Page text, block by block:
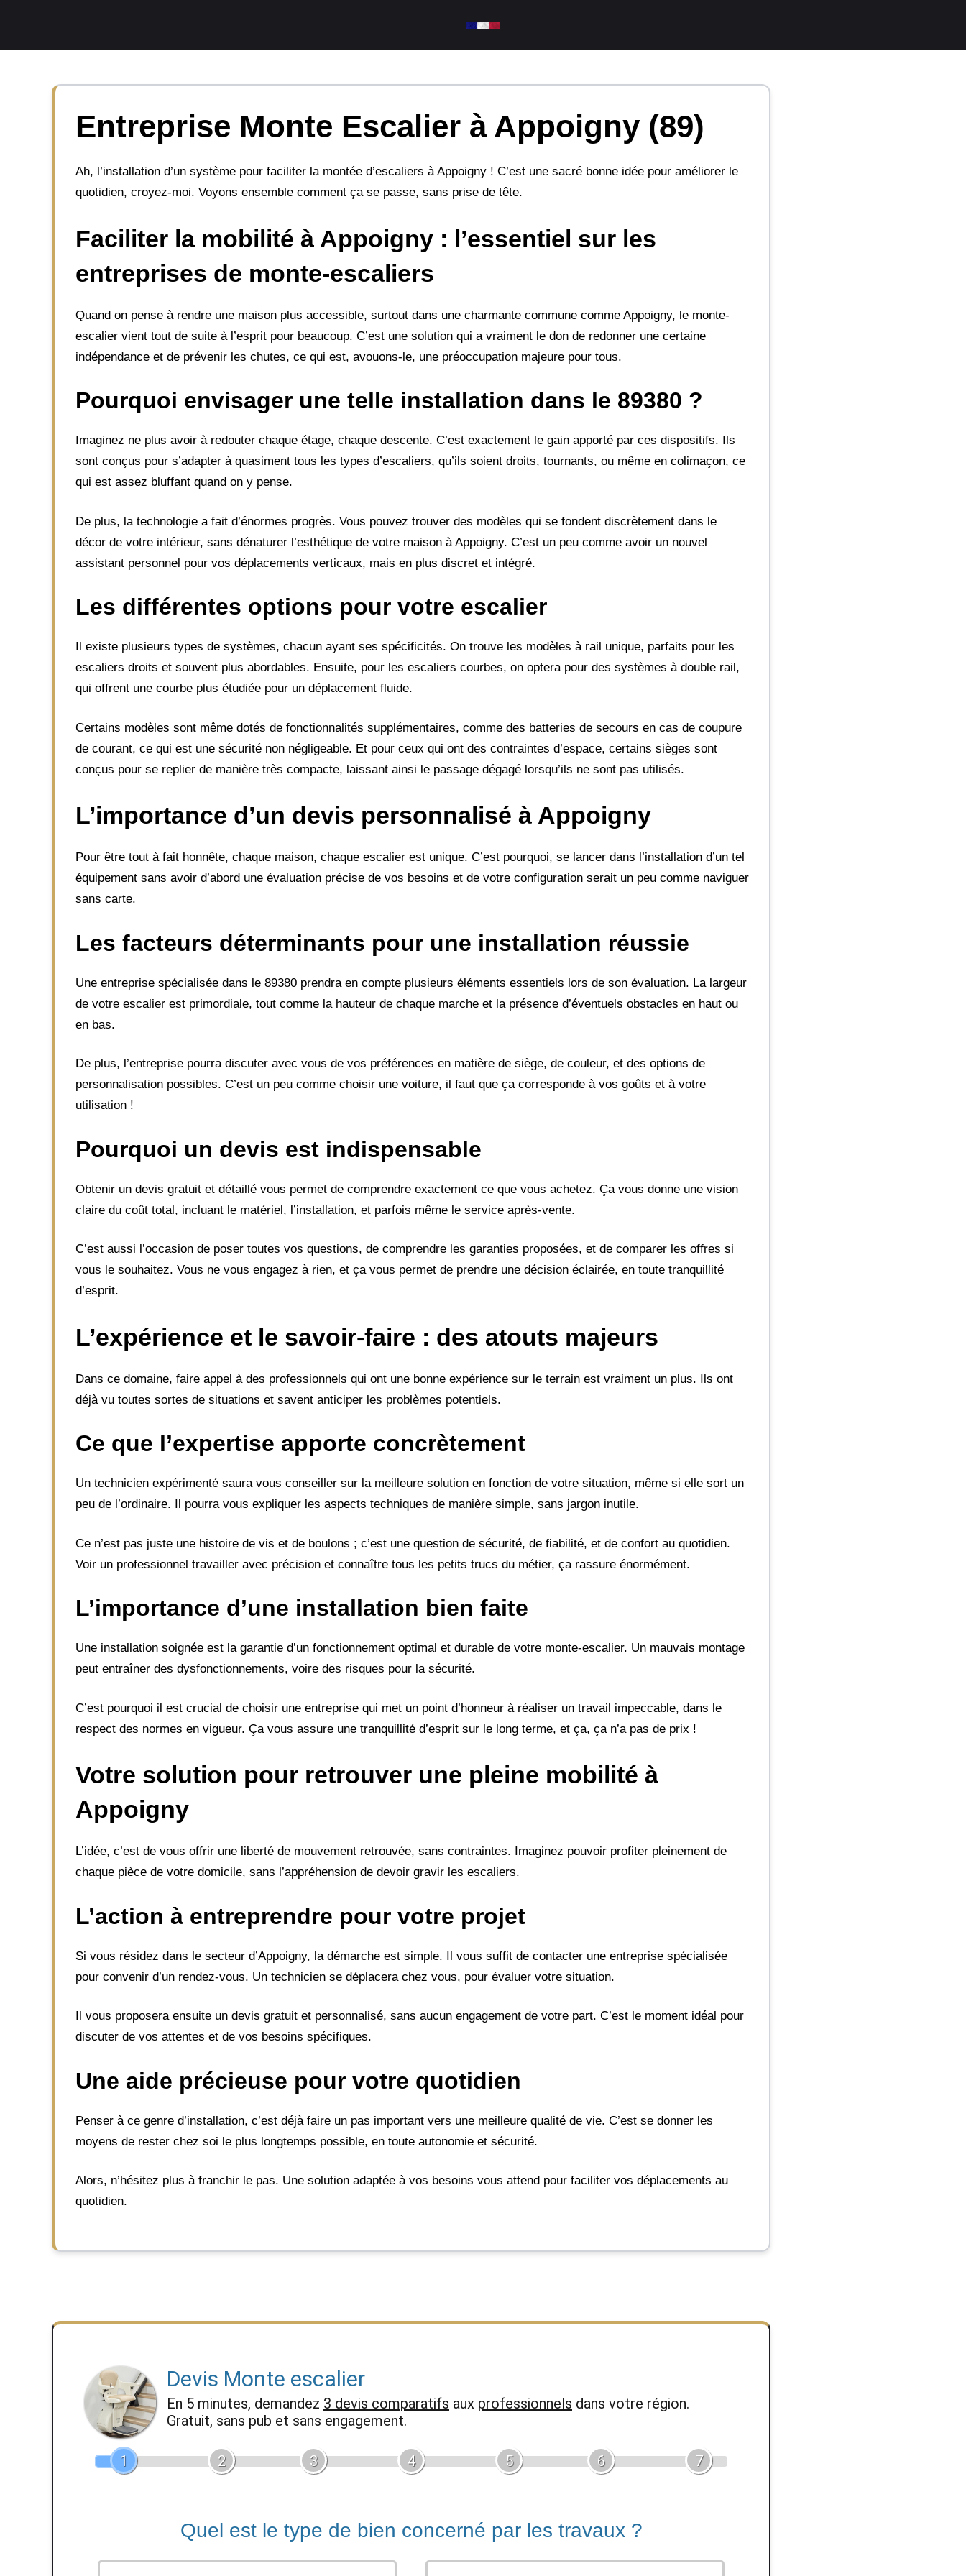
contenu
Entreprise Monte Escalier à Appoigny (89)
Ah, l’installation d’un système pour faciliter la montée d’escaliers à Appoigny ! C’est une sacré bonne idée pour améliorer le
quotidien, croyez-moi. Voyons ensemble comment ça se passe, sans prise de tête.
Faciliter la mobilité à Appoigny : l’essentiel sur les
entreprises de monte-escaliers
Quand on pense à rendre une maison plus accessible, surtout dans une charmante commune comme Appoigny, le monte-
escalier vient tout de suite à l’esprit pour beaucoup. C’est une solution qui a vraiment le don de redonner une certaine
indépendance et de prévenir les chutes, ce qui est, avouons-le, une préoccupation majeure pour tous.
Pourquoi envisager une telle installation dans le 89380 ?
Imaginez ne plus avoir à redouter chaque étage, chaque descente. C’est exactement le gain apporté par ces dispositifs. Ils
sont conçus pour s’adapter à quasiment tous les types d’escaliers, qu’ils soient droits, tournants, ou même en colimaçon, ce
qui est assez bluffant quand on y pense.
De plus, la technologie a fait d’énormes progrès. Vous pouvez trouver des modèles qui se fondent discrètement dans le
décor de votre intérieur, sans dénaturer l’esthétique de votre maison à Appoigny. C’est un peu comme avoir un nouvel
assistant personnel pour vos déplacements verticaux, mais en plus discret et intégré.
Les différentes options pour votre escalier
Il existe plusieurs types de systèmes, chacun ayant ses spécificités. On trouve les modèles à rail unique, parfaits pour les
escaliers droits et souvent plus abordables. Ensuite, pour les escaliers courbes, on optera pour des systèmes à double rail,
qui offrent une courbe plus étudiée pour un déplacement fluide.
Certains modèles sont même dotés de fonctionnalités supplémentaires, comme des batteries de secours en cas de coupure
de courant, ce qui est une sécurité non négligeable. Et pour ceux qui ont des contraintes d’espace, certains sièges sont
conçus pour se replier de manière très compacte, laissant ainsi le passage dégagé lorsqu’ils ne sont pas utilisés.
L’importance d’un devis personnalisé à Appoigny
Pour être tout à fait honnête, chaque maison, chaque escalier est unique. C’est pourquoi, se lancer dans l’installation d’un tel
équipement sans avoir d’abord une évaluation précise de vos besoins et de votre configuration serait un peu comme naviguer
sans carte.
Les facteurs déterminants pour une installation réussie
Une entreprise spécialisée dans le 89380 prendra en compte plusieurs éléments essentiels lors de son évaluation. La largeur
de votre escalier est primordiale, tout comme la hauteur de chaque marche et la présence d’éventuels obstacles en haut ou
en bas.
De plus, l’entreprise pourra discuter avec vous de vos préférences en matière de siège, de couleur, et des options de
personnalisation possibles. C’est un peu comme choisir une voiture, il faut que ça corresponde à vos goûts et à votre
utilisation !
Pourquoi un devis est indispensable
Obtenir un devis gratuit et détaillé vous permet de comprendre exactement ce que vous achetez. Ça vous donne une vision
claire du coût total, incluant le matériel, l’installation, et parfois même le service après-vente.
C’est aussi l’occasion de poser toutes vos questions, de comprendre les garanties proposées, et de comparer les offres si
vous le souhaitez. Vous ne vous engagez à rien, et ça vous permet de prendre une décision éclairée, en toute tranquillité
d’esprit.
L’expérience et le savoir-faire : des atouts majeurs
Dans ce domaine, faire appel à des professionnels qui ont une bonne expérience sur le terrain est vraiment un plus. Ils ont
déjà vu toutes sortes de situations et savent anticiper les problèmes potentiels.
Ce que l’expertise apporte concrètement
Un technicien expérimenté saura vous conseiller sur la meilleure solution en fonction de votre situation, même si elle sort un
peu de l’ordinaire. Il pourra vous expliquer les aspects techniques de manière simple, sans jargon inutile.
Ce n’est pas juste une histoire de vis et de boulons ; c’est une question de sécurité, de fiabilité, et de confort au quotidien.
Voir un professionnel travailler avec précision et connaître tous les petits trucs du métier, ça rassure énormément.
L’importance d’une installation bien faite
Une installation soignée est la garantie d’un fonctionnement optimal et durable de votre monte-escalier. Un mauvais montage
peut entraîner des dysfonctionnements, voire des risques pour la sécurité.
C’est pourquoi il est crucial de choisir une entreprise qui met un point d’honneur à réaliser un travail impeccable, dans le
respect des normes en vigueur. Ça vous assure une tranquillité d’esprit sur le long terme, et ça, ça n’a pas de prix !
Votre solution pour retrouver une pleine mobilité à
Appoigny
L’idée, c’est de vous offrir une liberté de mouvement retrouvée, sans contraintes. Imaginez pouvoir profiter pleinement de
chaque pièce de votre domicile, sans l’appréhension de devoir gravir les escaliers.
L’action à entreprendre pour votre projet
Si vous résidez dans le secteur d’Appoigny, la démarche est simple. Il vous suffit de contacter une entreprise spécialisée
pour convenir d’un rendez-vous. Un technicien se déplacera chez vous, pour évaluer votre situation.
Il vous proposera ensuite un devis gratuit et personnalisé, sans aucun engagement de votre part. C’est le moment idéal pour
discuter de vos attentes et de vos besoins spécifiques.
Une aide précieuse pour votre quotidien
Penser à ce genre d’installation, c’est déjà faire un pas important vers une meilleure qualité de vie. C’est se donner les
moyens de rester chez soi le plus longtemps possible, en toute autonomie et sécurité.
Alors, n’hésitez plus à franchir le pas. Une solution adaptée à vos besoins vous attend pour faciliter vos déplacements au
quotidien.
Devis Monte escalier
En 5 minutes, demandez 3 devis comparatifs aux professionnels dans votre région.
Gratuit, sans pub et sans engagement.
1 2 3 4 5 6 7
Quel est le type de bien concerné par les travaux ?